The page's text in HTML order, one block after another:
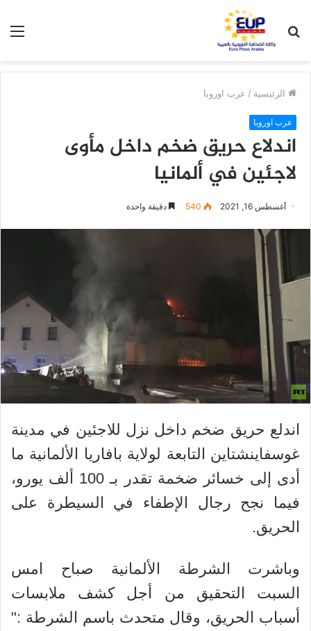
عن
الرئيسية / عرب اوروبا
عرب اوروبا
اندلاع حريق ضخم داخل مأوى
لاجئين في ألمانيا
أغسطس 16, 2021 540 دقيقة واحدة
اندلع حريق ضخم داخل نزل للاجئين في مدينة
غوسفاينشتاين التابعة لولاية بافاريا الألمانية ما
أدى إلى خسائر ضخمة تقدر بـ 100 ألف يورو،
فيما نجح رجال الإطفاء في السيطرة على
الحريق.
وباشرت الشرطة الألمانية صباح امس
السبت التحقيق من أجل كشف ملابسات
أسباب الحريق، وقال متحدث باسم الشرطة :"